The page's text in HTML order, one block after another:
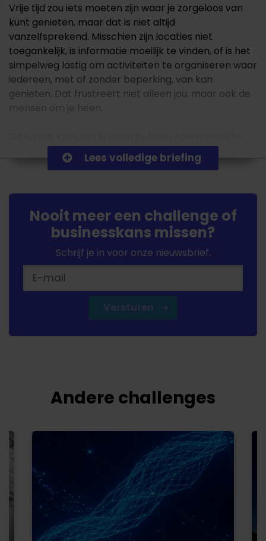
Vrije tijd zou iets moeten zijn waar je zorgeloos van
kunt genieten, maar dat is niet altijd
vanzelfsprekend. Misschien zijn locaties niet
toegankelijk, is informatie moeilijk te vinden, of is het
simpelweg lastig om activiteiten te organiseren waar
iedereen, met of zonder beperking, van kan
genieten. Dat frustreert niet alleen jou, maar ook de
mensen om je heen.
dragen aan concrete oplossingen die het leven van
jou en anderen kunnen verbeteren. Of het nu gaat
frustratie telt. Met jouw input kunnen we oplossingen
aanjagen die drempels verlagen, obstakels
wegnemen en zorgen dat jouw vrije tijd net zo
toegankelijk en plezierig wordt als die van anderen.
Waar zijn we precies naar op zoek?
We willen weten welke frustraties je ervaart bij het
plannen en ondernemen van uitjes. We zijn vooral
geïnteresseerd in activiteiten die je samen met
anderen wilt beleven, waarbij je dezelfde ervaringen
wilt delen en er samen over kunt napraten.
Lees volledige briefing
Nooit meer een challenge of
businesskans missen?
Schrijf je in voor onze nieuwsbrief.
Versturen
Andere challenges